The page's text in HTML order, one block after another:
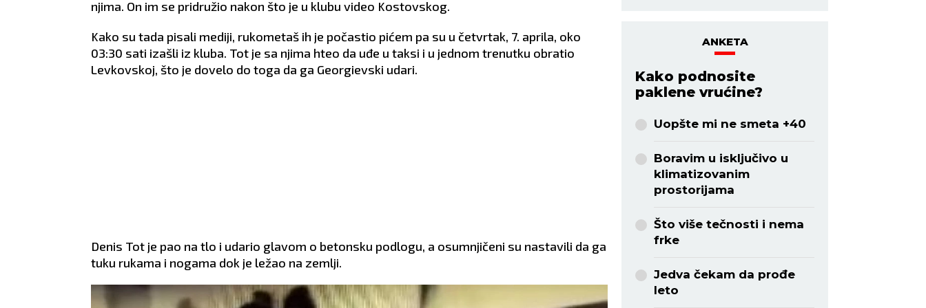
njima. On im se pridružio nakon što je u klubu video Kostovskog.
Kako su tada pisali mediji, rukometaš ih je počastio pićem pa su u četvrtak, 7. aprila, oko
03:30 sati izašli iz kluba. Tot je sa njima hteo da uđe u taksi i u jednom trenutku obratio
Levkovskoj, što je dovelo do toga da ga Georgievski udari.
Denis Tot je pao na tlo i udario glavom o betonsku podlogu, a osumnjičeni su nastavili da ga
tuku rukama i nogama dok je ležao na zemlji.
ANKETA
Kako podnosite
paklene vrućine?
Uopšte mi ne smeta +40
Boravim u isključivo u
klimatizovanim
prostorijama
Što više tečnosti i nema
frke
Jedva čekam da prođe
leto